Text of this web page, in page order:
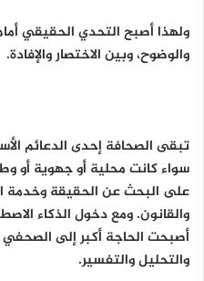
ولهذا أصبح التحدي الحقيقي
والوضوح، وبين الاختصار والإفادة.
تبقى الصحافة إحدى الدعائم
سواء كانت محلية أو جهوية أو
على البحث عن الحقيقة وخدمة
والقانون. ومع دخول الذكاء
أصبحت الحاجة أكبر إلى
والتحليل والتفسير.